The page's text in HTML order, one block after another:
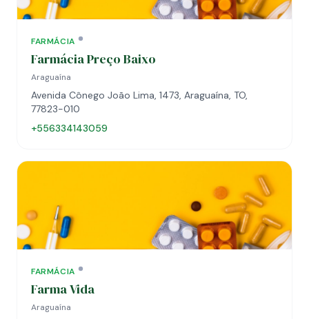
FARMÁCIA
Farmácia Preço Baixo
Araguaína
Avenida Cônego João Lima, 1473, Araguaína, TO,
77823-010
+556334143059
FARMÁCIA
Farma Vida
Araguaína